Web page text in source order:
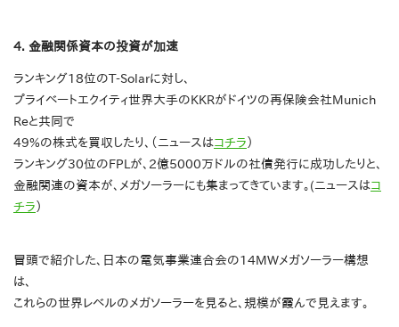
4. 金融関係資本の投資が加速
ランキング18位のT-Solarに対し、
プライベートエクイティ世界大手のKKRがドイツの再保険会社Munich
Reと共同で
49%の株式を買収したり、（ニュースはコチラ ）
ランキング30位のFPLが、2億5000万ドルの社債発行に成功したりと、
金融関連の資本が、メガソーラーにも集まってきています。(ニュースはコ
チラ ）
冒頭で紹介した、日本の電気事業連合会の14MWメガソーラー構想
は、
これらの世界レベルのメガソーラーを見ると、規模が霞んで見えます。